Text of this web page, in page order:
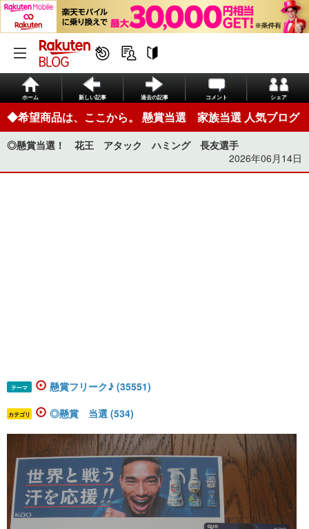
ホーム 新しい記事 過去の記事 コメント シェア
◆希望商品は、ここから。 懸賞当選 家族当選 人気ブログ
◎懸賞当選！ 花王 アタック ハミング 長友選手
2026年06月14日
テーマ 懸賞フリーク♪ (35551)
カテゴリ ◎懸賞 当選 (534)